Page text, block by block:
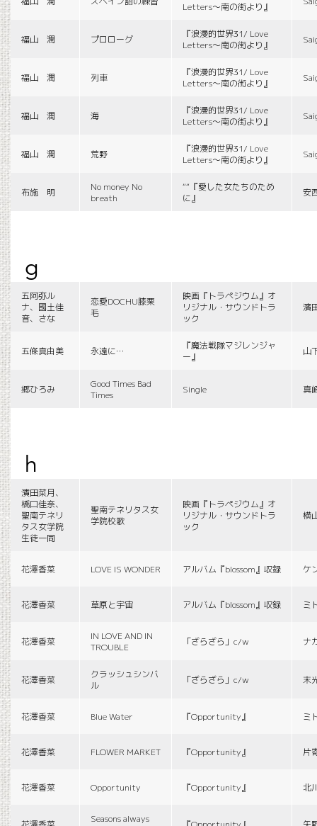
Letters〜南の街より』
福山 潤 プロローグ
『浪漫的世界31/ Love
Letters〜南の街より』
福山 潤 列車
『浪漫的世界31/ Love
Letters〜南の街より』
福山 潤 海
『浪漫的世界31/ Love
Letters〜南の街より』
福山 潤 荒野
『浪漫的世界31/ Love
Letters〜南の街より』
布施 明
No money No
breath
““『愛した女たちのため
に』
安
g
五阿弥ル
ナ、國土佳
音、さな
恋愛DOCHU膝栗
毛
映画『トラペジウム』オ
リジナル・サウンドトラ
ック
濱
五條真由美 永遠に…
『魔法戦隊マジレンジャ
ー』
山
郷ひろみ
Good Times Bad
Times
Single 真
h
濱田菜月、
橋口佳奈、
聖南テネリ
タス女学院
生徒一同
聖南テネリタス女
学院校歌
映画『トラペジウム』オ
リジナル・サウンドトラ
ック
横
花澤香菜 LOVE IS WONDER アルバム『blossom』収録 ケ
花澤香菜 草原と宇宙 アルバム『blossom』収録 ミ
花澤香菜
IN LOVE AND IN
TROUBLE
「ざらざら」c/w ナ
花澤香菜
クラッシュシンバ
ル
「ざらざら」c/w 末
花澤香菜 Blue Water 『Opportunity』 ミ
花澤香菜 FLOWER MARKET 『Opportunity』 片
花澤香菜 Opportunity 『Opportunity』 北
Seasons always